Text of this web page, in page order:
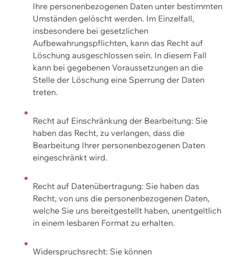
Ihre personenbezogenen Daten unter bestimmten
Umständen gelöscht werden. Im Einzelfall,
insbesondere bei gesetzlichen
Aufbewahrungspflichten, kann das Recht auf
Löschung ausgeschlossen sein. In diesem Fall
kann bei gegebenen Voraussetzungen an die
Stelle der Löschung eine Sperrung der Daten
treten.
Recht auf Einschränkung der Bearbeitung: Sie
haben das Recht, zu verlangen, dass die
Bearbeitung Ihrer personenbezogenen Daten
eingeschränkt wird.
Recht auf Datenübertragung: Sie haben das
Recht, von uns die personenbezogenen Daten,
welche Sie uns bereitgestellt haben, unentgeltlich
in einem lesbaren Format zu erhalten.
Widerspruchsrecht: Sie können